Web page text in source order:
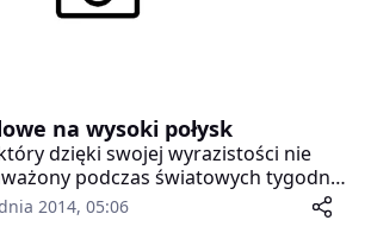
na wysoki połysk
dzięki swojej wyrazistości nie
podczas światowych tygodni
skóra, metaliczne torebki i wyraźne
garderoby. Choć z pozoru
2014, 05:06